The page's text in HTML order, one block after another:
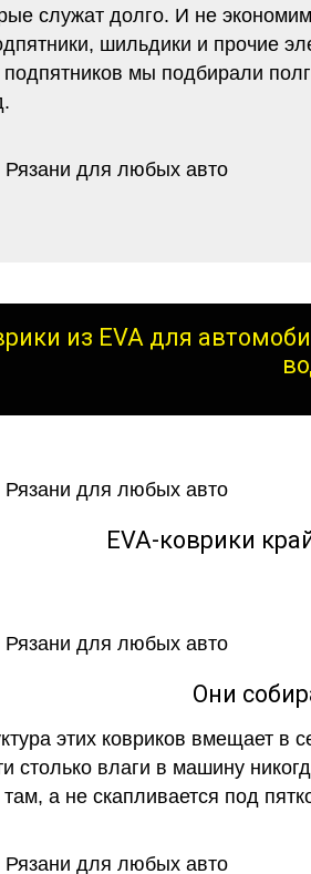
служат долго. И не
шильдики и прочие
подпятников мы подбирали
из EVA для
EVA-коврики
Они
этих ковриков вмещает в
столько влаги в машину
а не скапливается под